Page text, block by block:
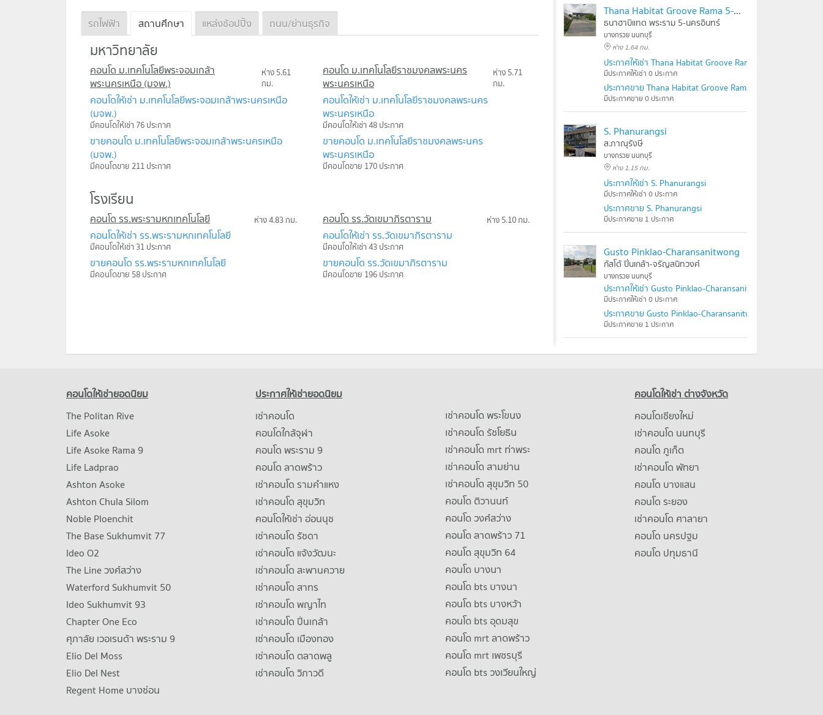
รถไฟฟ้า สถานศึกษา แหล่งช้อปปิ้ง ถนน/ย่านธุรกิจ
มหาวิทยาลัย
คอนโด ม.เทคโนโลยีพระจอมเกล้า
พระนครเหนือ (มจพ.)
ห่าง 5.61
กม.
คอนโดให้เช่า ม.เทคโนโลยีพระจอมเกล้าพระนครเหนือ
(มจพ.)
มีคอนโดให้เช่า 76 ประกาศ
ขายคอนโด ม.เทคโนโลยีพระจอมเกล้าพระนครเหนือ
(มจพ.)
มีคอนโดขาย 211 ประกาศ
คอนโด ม.เทคโนโลยีราชมงคลพระนคร
พระนครเหนือ
ห่าง 5.71
กม.
คอนโดให้เช่า ม.เทคโนโลยีราชมงคลพระนคร
พระนครเหนือ
มีคอนโดให้เช่า 48 ประกาศ
ขายคอนโด ม.เทคโนโลยีราชมงคลพระนคร
พระนครเหนือ
มีคอนโดขาย 170 ประกาศ
โรงเรียน
คอนโด รร.พระรามหกเทคโนโลยี ห่าง 4.83 กม.
คอนโดให้เช่า รร.พระรามหกเทคโนโลยี
มีคอนโดให้เช่า 31 ประกาศ
ขายคอนโด รร.พระรามหกเทคโนโลยี
มีคอนโดขาย 58 ประกาศ
คอนโด รร.วัดเขมาภิรตาราม ห่าง 5.10 กม.
คอนโดให้เช่า รร.วัดเขมาภิรตาราม
มีคอนโดให้เช่า 43 ประกาศ
ขายคอนโด รร.วัดเขมาภิรตาราม
มีคอนโดขาย 196 ประกาศ
Thana Habitat Groove Rama 5-Nakhon in
ธนาฮาบิแทต พระราม 5-นครอินทร์
บางกรวย นนทบุรี
ห่าง 1.64 กม.
ประกาศให้เช่า Thana Habitat Groove Rama 5-Nakhon in
มีประกาศให้เช่า 0 ประกาศ
ประกาศขาย Thana Habitat Groove Rama 5-Nakhon in
มีประกาศขาย 0 ประกาศ
S. Phanurangsi
ส.ภาณุรังษี
บางกรวย นนทบุรี
ห่าง 1.15 กม.
ประกาศให้เช่า S. Phanurangsi
มีประกาศให้เช่า 0 ประกาศ
ประกาศขาย S. Phanurangsi
มีประกาศขาย 1 ประกาศ
Gusto Pinklao-Charansanitwong
กัสโต้ ปิ่นเกล้า-จรัญสนิทวงศ์
บางกรวย นนทบุรี
ประกาศให้เช่า Gusto Pinklao-Charansanitwong
มีประกาศให้เช่า 0 ประกาศ
ประกาศขาย Gusto Pinklao-Charansanitwong
มีประกาศขาย 1 ประกาศ
คอนโดให้เช่ายอดนิยม
The Politan Rive
Life Asoke
Life Asoke Rama 9
Life Ladprao
Ashton Asoke
Ashton Chula Silom
Noble Ploenchit
The Base Sukhumvit 77
Ideo O2
The Line วงศ์สว่าง
Waterford Sukhumvit 50
Ideo Sukhumvit 93
Chapter One Eco
ศุภาลัย เวอเรนด้า พระราม 9
Elio Del Moss
Elio Del Nest
Regent Home บางซ่อน
ประกาศให้เช่ายอดนิยม
เช่าคอนโด
คอนโดใกล้จุฬา
คอนโด พระราม 9
คอนโด ลาดพร้าว
เช่าคอนโด รามคําแหง
เช่าคอนโด สุขุมวิท
คอนโดให้เช่า อ่อนนุช
เช่าคอนโด รัชดา
เช่าคอนโด แจ้งวัฒนะ
เช่าคอนโด สะพานควาย
เช่าคอนโด สาทร
เช่าคอนโด พญาไท
เช่าคอนโด ปิ่นเกล้า
เช่าคอนโด เมืองทอง
เช่าคอนโด ตลาดพลู
เช่าคอนโด วิภาวดี
เช่าคอนโด พระโขนง
เช่าคอนโด รัชโยธิน
เช่าคอนโด mrt ท่าพระ
เช่าคอนโด สามย่าน
เช่าคอนโด สุขุมวิท 50
คอนโด ติวานนท์
คอนโด วงศ์สว่าง
คอนโด ลาดพร้าว 71
คอนโด สุขุมวิท 64
คอนโด บางนา
คอนโด bts บางนา
คอนโด bts บางหว้า
คอนโด bts อุดมสุข
คอนโด mrt ลาดพร้าว
คอนโด mrt เพชรบุรี
คอนโด bts วงเวียนใหญ่
คอนโดให้เช่า ต่างจังหวัด
คอนโดเชียงใหม่
เช่าคอนโด นนทบุรี
คอนโด ภูเก็ต
เช่าคอนโด พัทยา
คอนโด บางแสน
คอนโด ระยอง
เช่าคอนโด ศาลายา
คอนโด นครปฐม
คอนโด ปทุมธานี